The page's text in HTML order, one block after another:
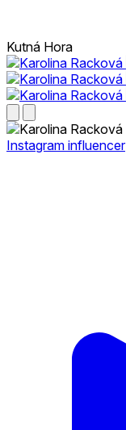
Kutná Hora
Instagram influencer